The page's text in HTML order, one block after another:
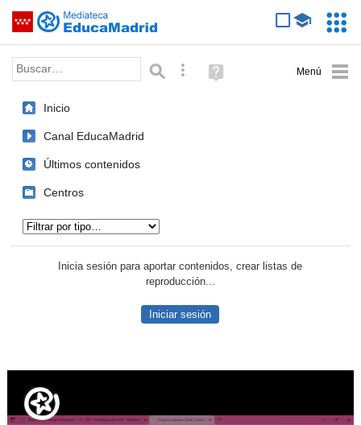
Saltar navegación
Palabra o frase: Búsqueda avanzada
Ayuda
(en
Inicio
Canal EducaMadrid
Últimos contenidos
Centros
Inicia sesión para aportar contenidos, crear listas de
reproducción...
Iniciar sesión